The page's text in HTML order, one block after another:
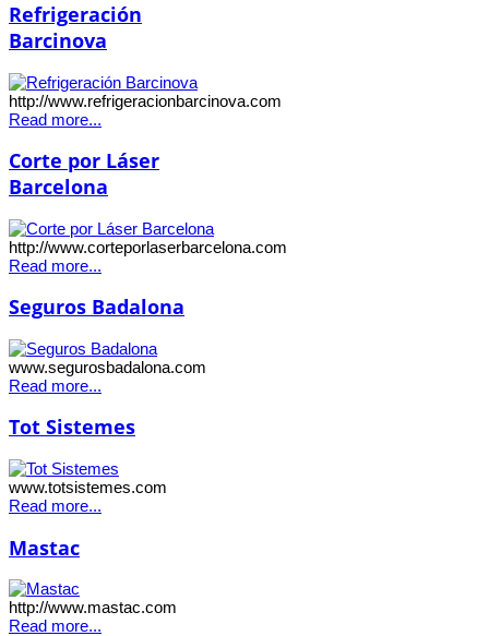
Refrigeración
Barcinova
http://www.refrigeracionbarcinova.com
Read more...
Corte por Láser
Barcelona
http://www.corteporlaserbarcelona.com
Read more...
Seguros Badalona
www.segurosbadalona.com
Read more...
Tot Sistemes
www.totsistemes.com
Read more...
Mastac
http://www.mastac.com
Read more...